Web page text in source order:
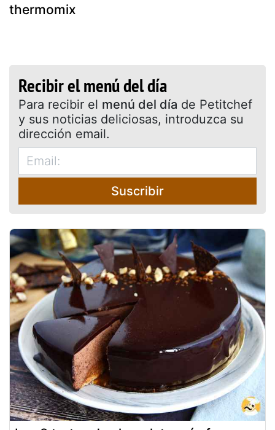
thermomix
Recibir el menú del día
Para recibir el menú del día de Petitchef
y sus noticias deliciosas, introduzca su
dirección email.
Suscribir